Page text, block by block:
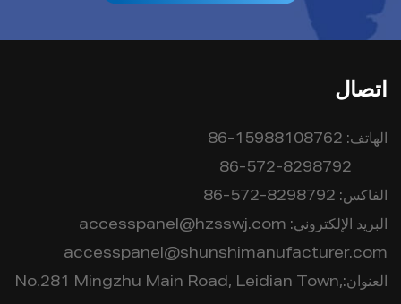
اتصال
الهاتف: 86-15988108762
86-572-8298792
الفاكس: 86-572-8298792
البريد الإلكتروني: accesspanel@hzsswj.com
accesspanel@shunshimanufacturer.com
العنوان:No.281 Mingzhu Main Road, Leidian Town,